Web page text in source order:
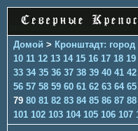
Домой > Кронштадт:
10 11 12 13 14 15 16 17 18 19
33 34 35 36 37 38 39 40 41 42
56 57 58 59 60 61 62 63 64 65
79 80 81 82 83 84 85 86 87 88
101 102 103 104 105 106 107